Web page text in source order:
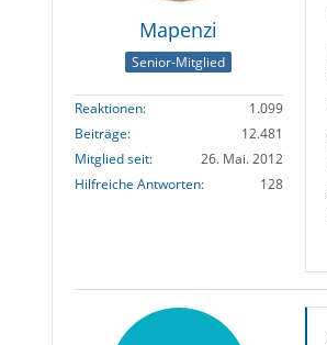
Mapenzi
Senior-Mitglied
Reaktionen
1.099
Beiträge
12.481
Mitglied seit
26. Mai. 2012
Hilfreiche Antworten
128